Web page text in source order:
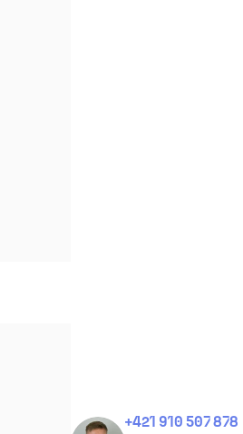
+421 910 507 878